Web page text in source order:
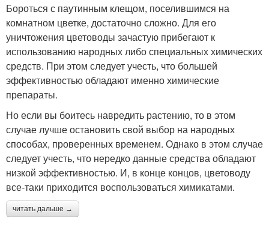
Бороться с паутинным клещом, поселившимся на
комнатном цветке, достаточно сложно. Для его
уничтожения цветоводы зачастую прибегают к
использованию народных либо специальных химических
средств. При этом следует учесть, что большей
эффективностью обладают именно химические
препараты.
Но если вы боитесь навредить растению, то в этом
случае лучше остановить свой выбор на народных
способах, проверенных временем. Однако в этом случае
следует учесть, что нередко данные средства обладают
низкой эффективностью. И, в конце концов, цветоводу
все-таки приходится воспользоваться химикатами.
читать дальше →